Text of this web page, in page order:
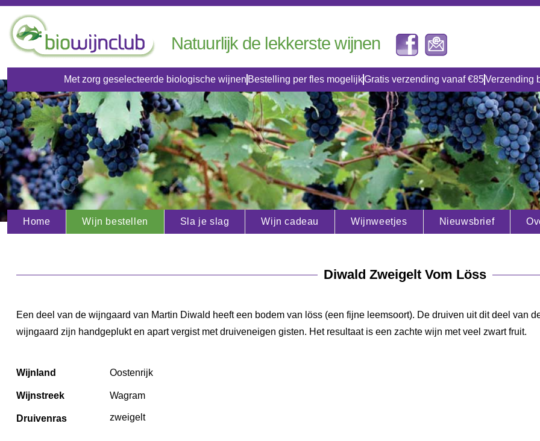
Natuurlijk de lekkerste wijnen
Met zorg geselecteerde biologische wijnen Bestelling per fles mogelijkGratis verzending vanaf €85Verzending
Home Wijn bestellen Sla je slag Wijn cadeau Wijnweetjes Nieuwsbrief
Diwald Zweigelt Vom Löss
Een deel van de wijngaard van Martin Diwald heeft een bodem van löss (een fijne leemsoort). De druiven uit dit deel van
wijngaard zijn handgeplukt en apart vergist met druiveneigen gisten. Het resultaat is een zachte wijn met veel zwart fruit.
Wijnland Oostenrijk
Wijnstreek Wagram
Druivenras zweigelt